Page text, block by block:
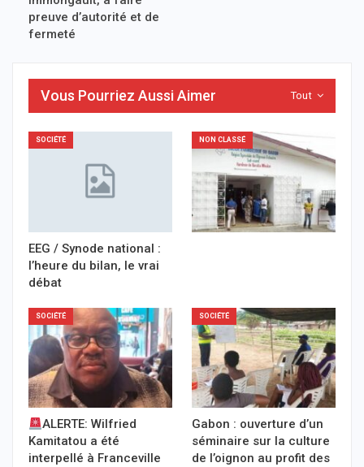
preuve d’autorité et de
fermeté
Tout
Vous Pourriez Aussi Aimer
SOCIÉTÉ
EEG / Synode national :
l’heure du bilan, le vrai
débat
NON CLASSÉ
SOCIÉTÉ
ALERTE: Wilfried
Kamitatou a été
interpellé à Franceville
SOCIÉTÉ
Gabon : ouverture d’un
séminaire sur la culture
de l’oignon au profit des